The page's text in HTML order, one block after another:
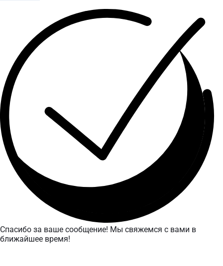
Спасибо за ваше сообщение! Мы свяжемся с вами в
ближайшее время!